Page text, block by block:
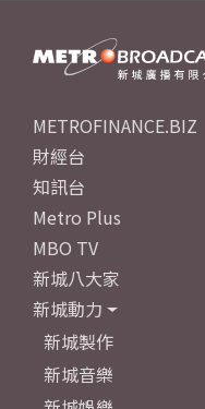
METROFINANCE.BIZ
財經台
知訊台
Metro Plus
MBO TV
新城八大家
新城動力
新城製作
新城音樂